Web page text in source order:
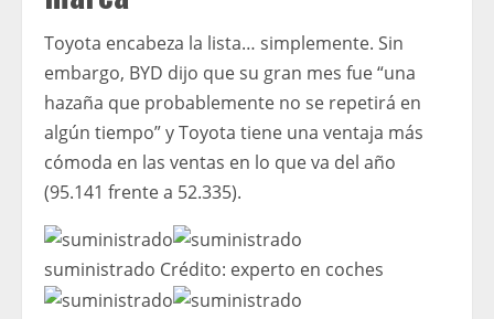
Toyota encabeza la lista… simplemente. Sin
embargo, BYD dijo que su gran mes fue “una
hazaña que probablemente no se repetirá en
algún tiempo” y Toyota tiene una ventaja más
cómoda en las ventas en lo que va del año
(95.141 frente a 52.335).
suministrado Crédito: experto en coches